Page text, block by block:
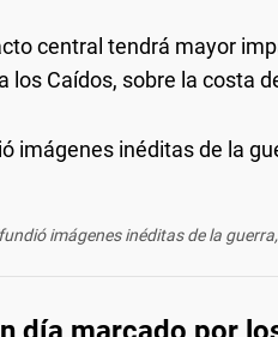
central tendrá mayor
los Caídos, sobre la costa
imágenes inéditas de la